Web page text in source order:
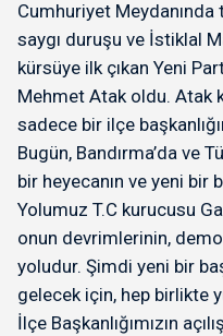
Cumhuriyet
saygı duruşu ve İstiklal
kürsüye ilk çıkan Yeni
Mehmet Atak oldu. Atak
sadece bir ilçe
Bugün, Bandırma’da ve
bir heyecanın ve yeni bir
Yolumuz T.C kurucusu
onun devrimlerinin,
yoludur. Şimdi yeni bir
gelecek için, hep birlikte
İlçe Başkanlığımızın